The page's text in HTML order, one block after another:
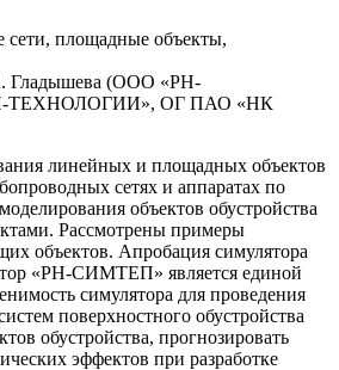
сети, площадные объекты,
Гладышева (ООО «РН-
ТЕХНОЛОГИИ», ОГ ПАО «НК
линейных и площадных объектов
сетях и аппаратах по
объектов обустройства
Рассмотрены примеры
объектов. Апробация симулятора
«РН-СИМТЕП» является единой
симулятора для проведения
поверхностного обустройства
обустройства, прогнозировать
эффектов при разработке